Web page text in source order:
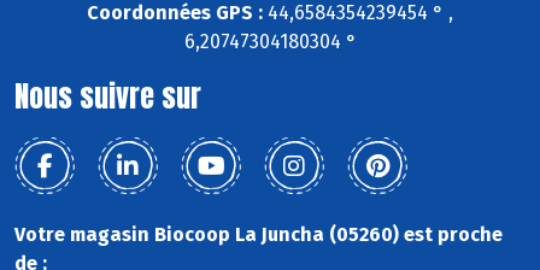
Coordonnées GPS : 44,6584354239454 ° ,
6,20747304180304 °
Nous suivre sur
Votre magasin Biocoop La Juncha (05260) est proche
de :